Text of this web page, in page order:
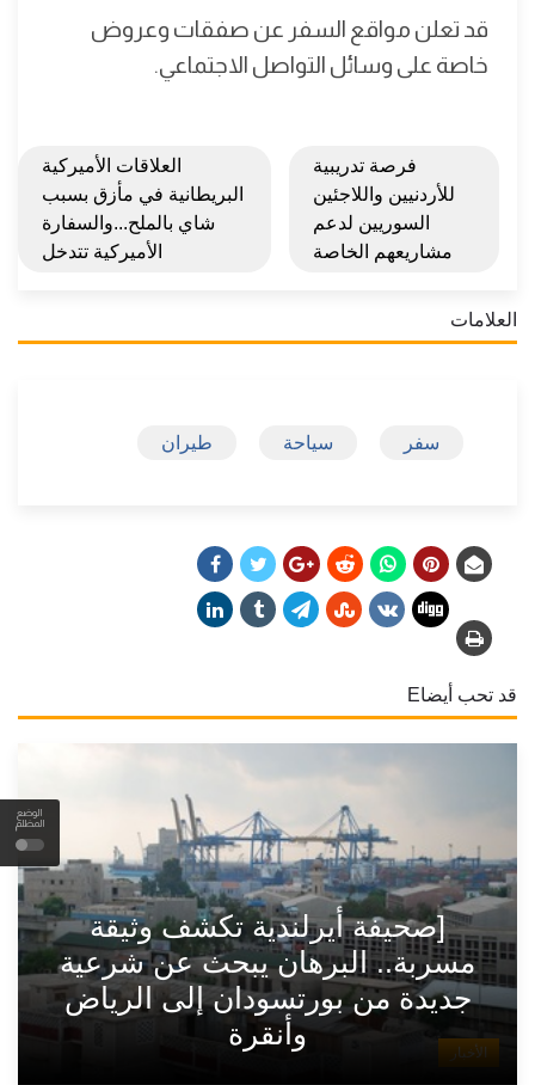
الوضع
المظلم
قد تعلن مواقع السفر عن صفقات وعروض
خاصة على وسائل التواصل الاجتماعي.
فرصة تدريبية
للأردنيين واللاجئين
السوريين لدعم
مشاريعهم الخاصة
العلاقات الأميركية
البريطانية في مأزق بسبب
شاي بالملح...والسفارة
الأميركية تتدخل
العلامات
سفر سياحة طيران
قد تحب أيضاE
الأخبار
[صحيفة أيرلندية تكشف وثيقة
مسربة.. البرهان يبحث عن شرعية
جديدة من بورتسودان إلى الرياض
وأنقرة